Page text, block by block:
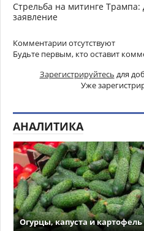
Стрельба на митинге
заявление
Комментарии отсутствуют
Будьте первым, кто оставит
Зарегистрируйтесь для
Уже
АНАЛИТИКА
Огурцы, капуста и